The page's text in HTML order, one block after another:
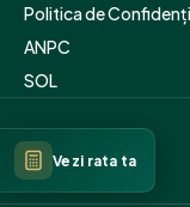
Politica de
ANPC
SOL
Vezi rata ta